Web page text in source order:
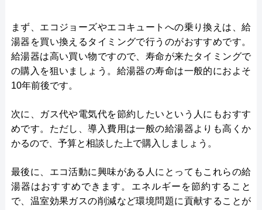
まず、エコジョーズやエコキュートへの乗り換えは、給
湯器を買い換えるタイミングで行うのがおすすめです。
給湯器は高い買い物ですので、寿命が来たタイミングで
の購入を狙いましょう。給湯器の寿命は一般的におよそ
10年前後です。
次に、ガス代や電気代を節約したいという人にもおすす
めです。ただし、導入費用は一般の給湯器よりも高くか
かるので、予算と相談した上で購入しましょう。
最後に、エコ活動に興味がある人にとってもこれらの給
湯器はおすすめできます。エネルギーを節約すること
で、温室効果ガスの削減など環境問題に貢献することが